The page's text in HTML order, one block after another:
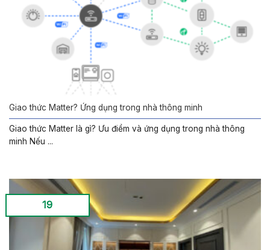
Giao thức Matter? Ứng dụng trong nhà thông minh
Giao thức Matter là gì? Ưu điểm và ứng dụng trong nhà thông
minh Nếu ...
19